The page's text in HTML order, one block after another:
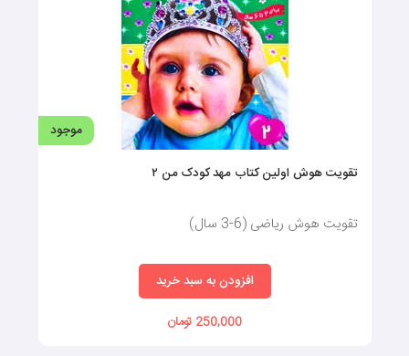
موجود
تقویت هوش اولین کتاب مهد کودک من ۲
تقویت هوش ریاضی (6-3 سال)
افزودن به سبد خرید
250,000 تومان